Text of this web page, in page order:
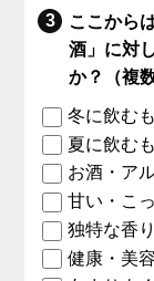
ここから
酒」に対
か？（複
冬に飲む
夏に飲む
お酒・ア
甘い・こ
独特な香
健康・美